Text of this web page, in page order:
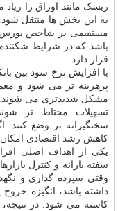
ریسک مانند اوراق را زیاد
به این بخش ها منتقل شود.
مستقیمی بر شاخص بورس
باشد که در شرایط
قرار دارد.
با افزایش نرخ سود بین
پرهزینه تر می شود و
مشکل شدیدتری می شوند.
تسهیلات محتاط تر
سختگیرانه تر وضع کنند.
کاهش رشد اقتصادی امکان
یکی از اهداف اصلی
سفته بازانه و کنترل
وقتی سپرده گذاری و
داشته باشد، انگیزه خروج
کاسته می شود. در نتیجه،